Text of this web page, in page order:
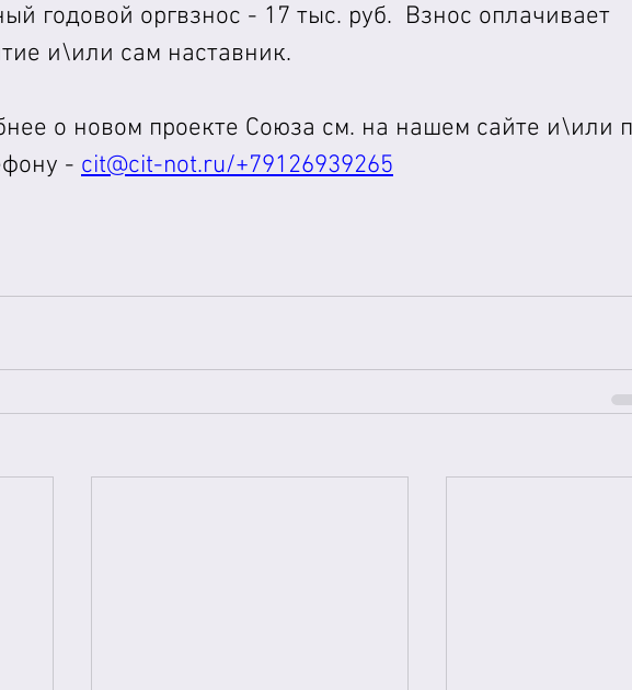
годовой оргвзнос - 17 тыс. руб.  Взнос оплачивает
и\или сам наставник.
о новом проекте Союза см. на нашем сайте и\или
- cit@cit-not.ru/+79126939265